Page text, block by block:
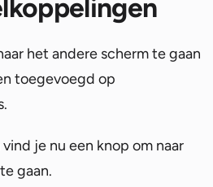
het andere scherm te gaan
toegevoegd op
je nu een knop om naar
gaan.